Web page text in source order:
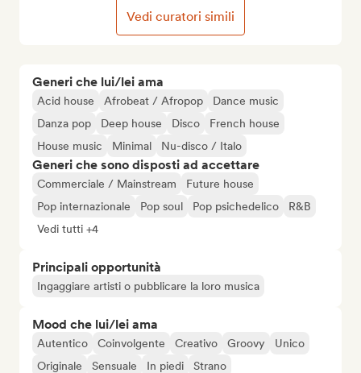
Generi che lui/lei ama
Acid house Afrobeat / Afropop
Dance music
Danza pop
Deep house Disco
French house
House music
Minimal Nu-disco / Italo
Generi che sono disposti ad accettare
Commerciale / Mainstream
Future house
Pop internazionale
Pop soul Pop psichedelico
R&B
Vedi tutti +4
Principali opportunità
Ingaggiare artisti o pubblicare la loro musica
Mood che lui/lei ama
Autentico Coinvolgente Creativo Groovy
Unico
Originale
Sensuale In piedi Strano
Vedi curatori simili